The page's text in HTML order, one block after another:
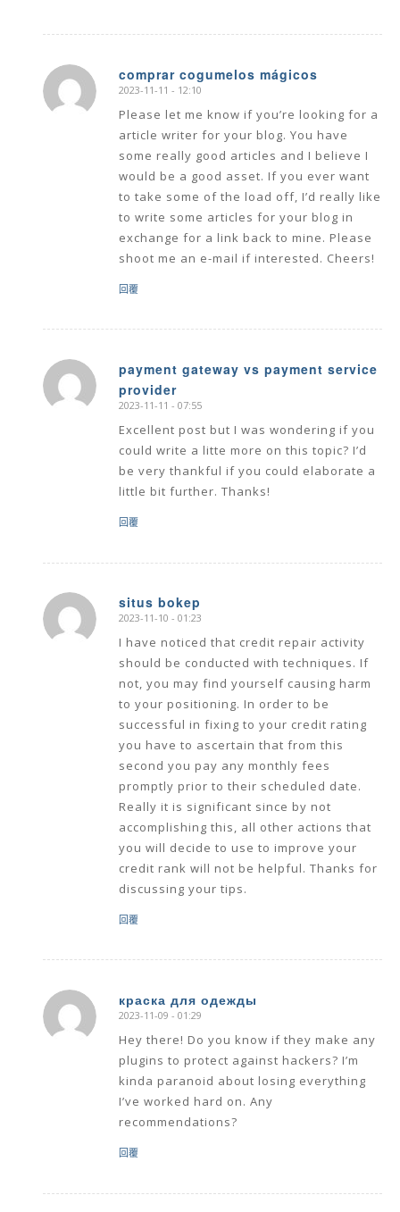
comprar cogumelos mágicos
says:
2023-11-11 - 12:10
Please let me know if you’re looking for a
article writer for your blog. You have
some really good articles and I believe I
would be a good asset. If you ever want
to take some of the load off, I’d really like
to write some articles for your blog in
exchange for a link back to mine. Please
shoot me an e-mail if interested. Cheers!
回覆
payment gateway vs payment service
provider
says:
2023-11-11 - 07:55
Excellent post but I was wondering if you
could write a litte more on this topic? I’d
be very thankful if you could elaborate a
little bit further. Thanks!
回覆
situs bokep
says:
2023-11-10 - 01:23
I have noticed that credit repair activity
should be conducted with techniques. If
not, you may find yourself causing harm
to your positioning. In order to be
successful in fixing to your credit rating
you have to ascertain that from this
second you pay any monthly fees
promptly prior to their scheduled date.
Really it is significant since by not
accomplishing this, all other actions that
you will decide to use to improve your
credit rank will not be helpful. Thanks for
discussing your tips.
回覆
краска для одежды
says:
2023-11-09 - 01:29
Hey there! Do you know if they make any
plugins to protect against hackers? I’m
kinda paranoid about losing everything
I’ve worked hard on. Any
recommendations?
回覆